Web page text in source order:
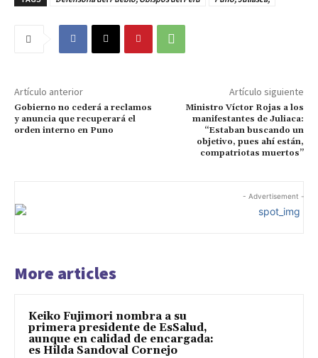
Artículo anterior
Gobierno no cederá a reclamos
y anuncia que recuperará el
orden interno en Puno
Artículo siguiente
Ministro Víctor Rojas a los
manifestantes de Juliaca:
“Estaban buscando un
objetivo, pues ahí están,
compatriotas muertos”
- Advertisement -
More articles
Keiko Fujimori nombra a su
primera presidente de EsSalud,
aunque en calidad de encargada:
es Hilda Sandoval Cornejo